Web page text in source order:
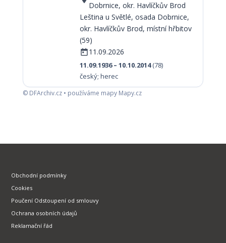
Dobrnice, okr. Havlíčkův Brod
Leština u Světlé, osada Dobrnice,
okr. Havlíčkův Brod, místní hřbitov
(59)
11.09.2026
11.09.1936 – 10.10.2014(78)
český; herec
© DFArchiv.cz • používáme mapy Mapy.cz
Obchodní podmínky
Cookies
Poučení Odstoupení od smlouvy
Ochrana osobních údajů
Reklamační řád